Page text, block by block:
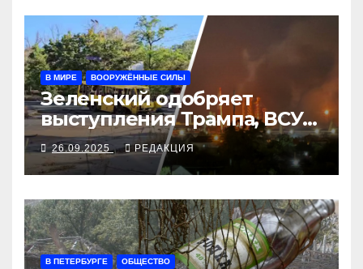
В МИРЕ ВООРУЖЁННЫЕ СИЛЫ
Зеленский одобряет
выступления Трампа, ВСУ
закрыли Добропольский
рубеж
26.09.2025 РЕДАКЦИЯ
В ПЕТЕРБУРГЕ ОБЩЕСТВО